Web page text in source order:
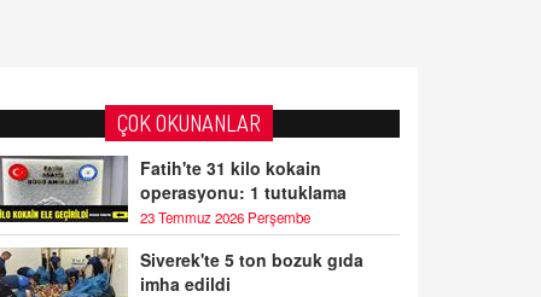
ÇOK OKUNANLAR
Fatih'te 31 kilo kokain
operasyonu: 1 tutuklama
23 Temmuz 2026 Perşembe
Siverek'te 5 ton bozuk gıda
imha edildi